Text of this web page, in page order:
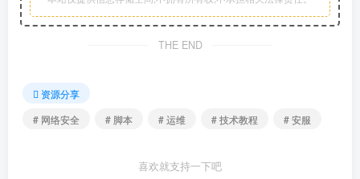
THE END
资源分享
# 网络安全
# 脚本 # 运维 # 技术教程 # 安服
喜欢就支持一下吧